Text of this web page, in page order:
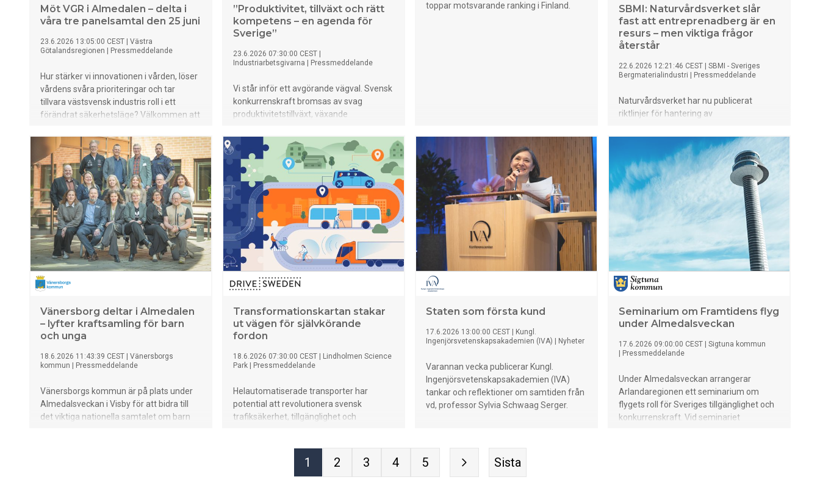
Möt VGR i Almedalen – delta i
våra tre panelsamtal den 25 juni
23.6.2026 13:05:00 CEST
Västra
Götalandsregionen
Pressmeddelande
Hur stärker vi innovationen i vården, löser
vårdens svåra prioriteringar och tar
tillvara västsvensk industris roll i ett
förändrat säkerhetsläge? Välkommen att
tre panelsamtal i Almedalen om dessa
viktiga frågor.
”Produktivitet, tillväxt och rätt
kompetens – en agenda för
Sverige”
23.6.2026 07:30:00 CEST
Industriarbetsgivarna
Pressmeddelande
Vi står inför ett avgörande vägval. Svensk
konkurrenskraft bromsas av svag
produktivitetstillväxt, växande
hämmar investeringar.
Industriarbetsgivarna föreslår härmed
reformer som kan vända trenden.
toppar motsvarande ranking i Finland.
SBMI: Naturvårdsverket slår
fast att entreprenadberg är en
resurs – men viktiga frågor
återstår
22.6.2026 12:21:46 CEST
SBMI - Sveriges
Bergmaterialindustri
Pressmeddelande
Naturvårdsverket har nu publicerat
riktlinjer för hantering av
anläggningsprojekt. Riktlinjerna är
resultatet av ett regeringsuppdrag som
syftar till att skapa bättre förutsättningar
för en cirkulär och resurseffektiv
hantering av entreprenadberg med
naturligt förhöjda halter av bland annat
sulfid och arsenik.
Vänersborg deltar i Almedalen
– lyfter kraftsamling för barn
och unga
18.6.2026 11:43:39 CEST
Vänersborgs
kommun
Pressmeddelande
Vänersborgs kommun är på plats under
Almedalsveckan i Visby för att bidra till
det viktiga nationella samtalet om barn
Transformationskartan stakar
ut vägen för självkörande
fordon
18.6.2026 07:30:00 CEST
Lindholmen Science
Park
Pressmeddelande
Helautomatiserade transporter har
potential att revolutionera svensk
trafiksäkerhet, tillgänglighet och
Sweden och Transportstyrelsen en
Staten som första kund
17.6.2026 13:00:00 CEST
Kungl.
Ingenjörsvetenskapsakademien (IVA)
Nyheter
Varannan vecka publicerar Kungl.
Ingenjörsvetenskapsakademien (IVA)
tankar och reflektioner om samtiden från
vd, professor Sylvia Schwaag Serger.
Seminarium om Framtidens flyg
under Almedalsveckan
17.6.2026 09:00:00 CEST
Sigtuna kommun
Pressmeddelande
Under Almedalsveckan arrangerar
Arlandaregionen ett seminarium om
flygets roll för Sveriges tillgänglighet och
konkurrenskraft. Vid seminariet
1 2 3 4 5 Sista